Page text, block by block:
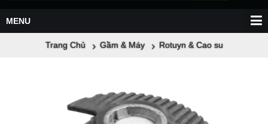
Trang Chủ Gầm & Máy Rotuyn & Cao su